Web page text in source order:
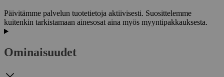
Päivitämme palvelun tuotetietoja aktiivisesti. Suosittelemme
kuitenkin tarkistamaan ainesosat aina myös myyntipakkauksesta.
Ominaisuudet